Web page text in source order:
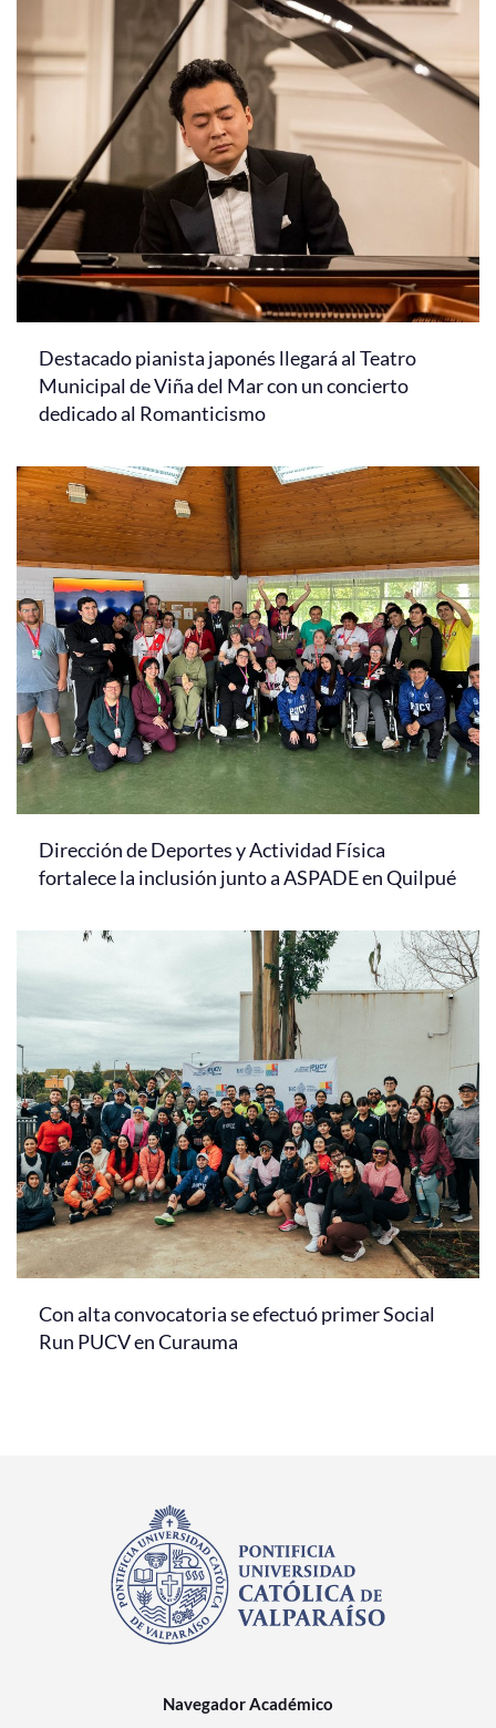
Destacado pianista japonés llegará al Teatro
Municipal de Viña del Mar con un concierto
dedicado al Romanticismo
Dirección de Deportes y Actividad Física
fortalece la inclusión junto a ASPADE en Quilpué
Con alta convocatoria se efectuó primer Social
Run PUCV en Curauma
Navegador Académico